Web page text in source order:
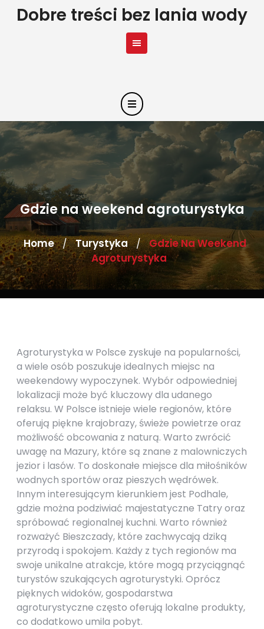
SkipDobre treści bez lania wody
Gdzie na weekend agroturystyka
Home / Turystyka / Gdzie Na Weekend
Agroturystyka
Agroturystyka w Polsce zyskuje na popularności,
a wiele osób poszukuje idealnych miejsc na
weekendowy wypoczynek. Wybór odpowiedniej
lokalizacji może być kluczowy dla udanego
relaksu. W Polsce istnieje wiele regionów, które
oferują piękne krajobrazy, świeże powietrze oraz
możliwość obcowania z naturą. Warto zwrócić
uwagę na Mazury, które są znane z malowniczych
jezior i lasów. To doskonałe miejsce dla miłośników
wodnych sportów oraz pieszych wędrówek.
Innym interesującym kierunkiem jest Podhale,
gdzie można podziwiać majestatyczne Tatry oraz
spróbować regionalnej kuchni. Warto również
rozważyć Bieszczady, które zachwycają dziką
przyrodą i spokojem. Każdy z tych regionów ma
swoje unikalne atrakcje, które mogą przyciągnąć
turystów szukających agroturystyki. Oprócz
pięknych widoków, gospodarstwa
agroturystyczne często oferują lokalne produkty,
co dodatkowo umila pobyt.